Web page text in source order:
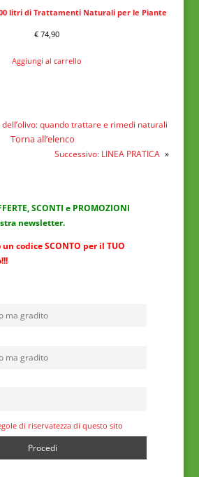
litri di Trattamenti Naturali per le Piante
€74,90
Aggiungi al carrello
dell’olivo: quando trattare e rimedi naturali
Torna all’elenco
Successivo: LINEA PRATICA »
SCONTI e PROMOZIONI
newsletter.
codice SCONTO per il TUO
di riservatezza di questo sito